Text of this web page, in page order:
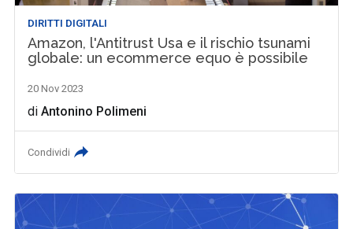
DIRITTI DIGITALI
Amazon, l'Antitrust Usa e il rischio tsunami
globale: un ecommerce equo è possibile
20 Nov 2023
diAntonino Polimeni
Condividi